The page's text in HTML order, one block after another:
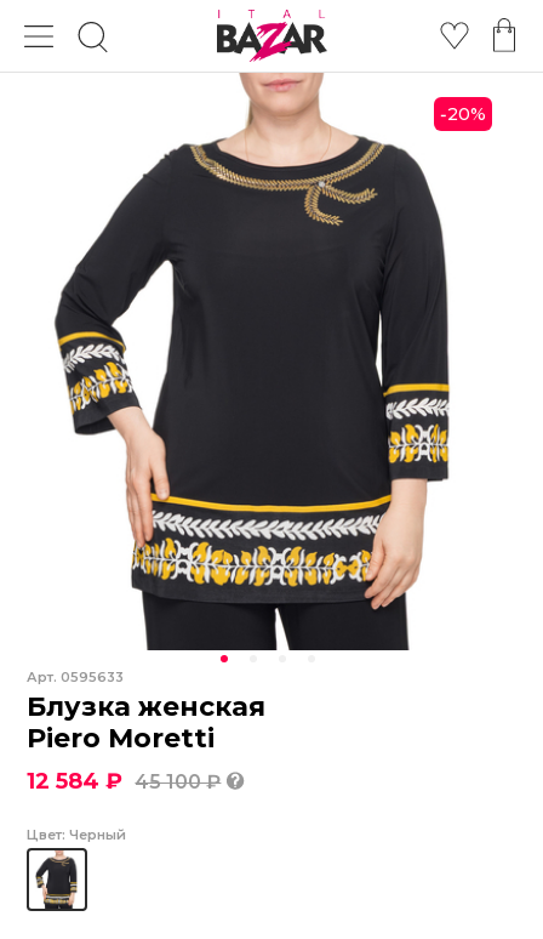
-20%
Арт.0595633
Блузка женская
Piero Moretti
12 584 ₽ 45 100 ₽
Цвет: Черный